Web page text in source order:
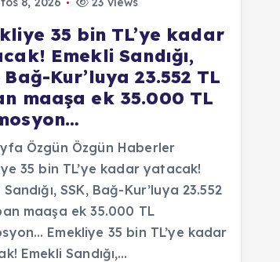
35 bin TL’ye kadar
Emekli Sandığı,
Bağ-Kur’luya 23.552 TL
maaşa ek 35.000 TL
Özgün Özgün Haberler
35 bin TL’ye kadar yatacak!
Sandığı, SSK, Bağ-Kur’luya 23.552
maaşa ek 35.000 TL
Emekliye 35 bin TL’ye kadar
Emekli Sandığı,…